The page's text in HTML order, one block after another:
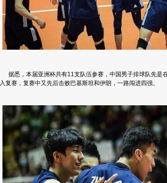
据悉，本届亚洲杯共有11支队伍参赛，中国男子排球队先是
入复赛，复赛中又先后击败巴基斯坦和伊朗，一路闯进四强。